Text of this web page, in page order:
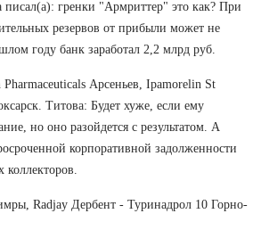
писал(а): гренки "Армриттер" это как? При
резервов от прибыли может не
году банк заработал 2,2 млрд руб.
Pharmaceuticals Арсеньев, Ipamorelin St
Титова: Будет хуже, если ему
но оно разойдется с результатом. А
корпоративной задолженности
коллекторов.
Radjay Дербент - Туринадрол 10 Горно-